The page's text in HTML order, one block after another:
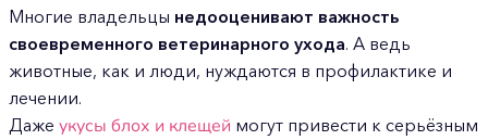
Многие владельцы недооценивают важность
своевременного ветеринарного ухода. А ведь
животные, как и люди, нуждаются в профилактике и
лечении.
Даже укусы блох и клещей могут привести к серьёзным